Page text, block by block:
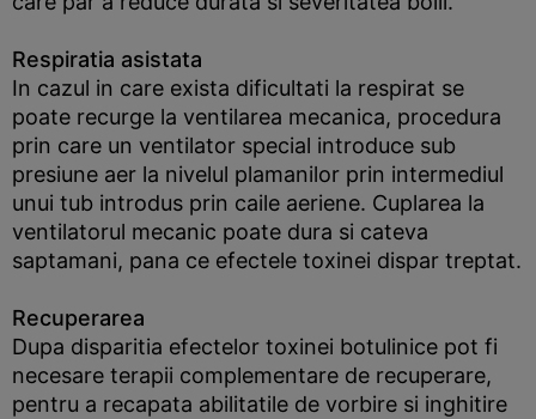
Respiratia asistata
In cazul in care exista dificultati la respirat se
poate recurge la ventilarea mecanica, procedura
prin care un ventilator special introduce sub
presiune aer la nivelul plamanilor prin intermediul
unui tub introdus prin caile aeriene. Cuplarea la
ventilatorul mecanic poate dura si cateva
saptamani, pana ce efectele toxinei dispar treptat.
Recuperarea
Dupa disparitia efectelor toxinei botulinice pot fi
necesare terapii complementare de recuperare,
pentru a recapata abilitatile de vorbire si inghitire